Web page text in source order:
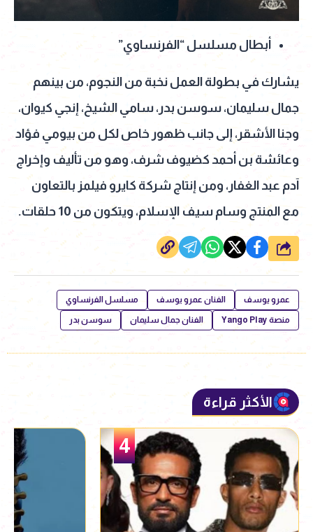
أبطال مسلسل “الفرنساوي”
يشارك في بطولة العمل نخبة من النجوم، من بينهم
جمال سليمان، سوسن بدر، سامي الشيخ، إنجي كيوان،
وجنا الأشقر، إلى جانب ظهور خاص لكل من بيومي فؤاد
وعائشة بن أحمد كضيوف شرف، وهو من تأليف وإخراج
آدم عبد الغفار، ومن إنتاج شركة كايرو فيلمز بالتعاون
مع المنتج وسام سيف الإسلام، ويتكون من 10 حلقات.
شارك
عمرو يوسف الفنان عمرو يوسف مسلسل الفرنساوي
منصة Yango Play الفنان جمال سليمان سوسن بدر
الأكثر قراءة
5